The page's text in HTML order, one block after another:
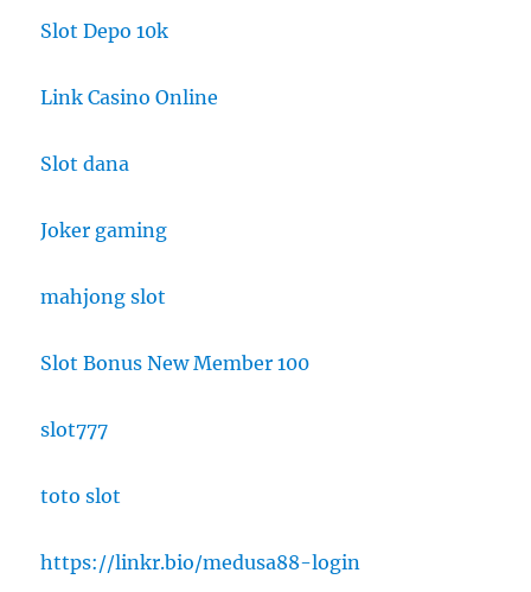
Slot Depo 10k
Link Casino Online
Slot dana
Joker gaming
mahjong slot
Slot Bonus New Member 100
slot777
toto slot
https://linkr.bio/medusa88-login